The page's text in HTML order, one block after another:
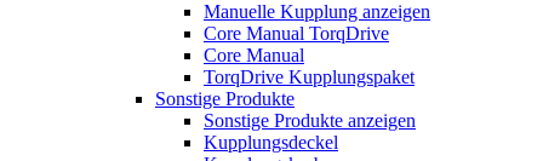
Manuelle Kupplung anzeigen
Core Manual TorqDrive
Core Manual
TorqDrive Kupplungspaket
Sonstige Produkte
Sonstige Produkte anzeigen
Kupplungsdeckel